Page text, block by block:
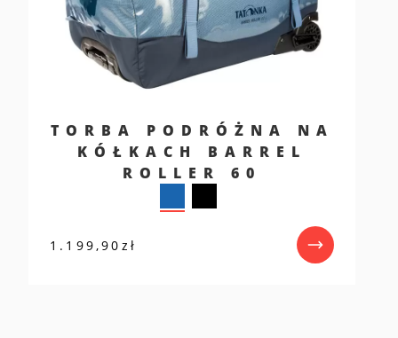
TORBA PODRÓŻNA NA
KÓŁKACH BARREL
ROLLER 60
1.199,90 zł